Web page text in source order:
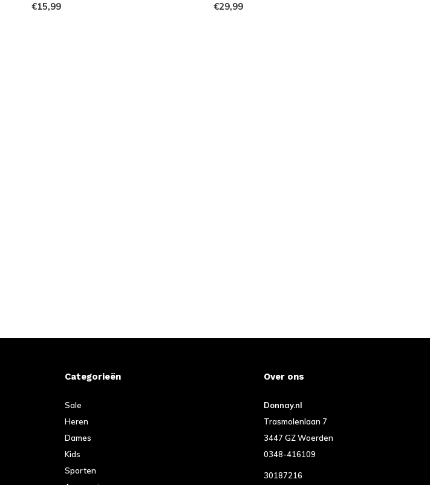
€15,99 €29,99
Categorieën
Sale
Heren
Dames
Kids
Sporten
Over ons
Donnay.nl
Trasmolenlaan 7
3447 GZ Woerden
0348-416109
30187216